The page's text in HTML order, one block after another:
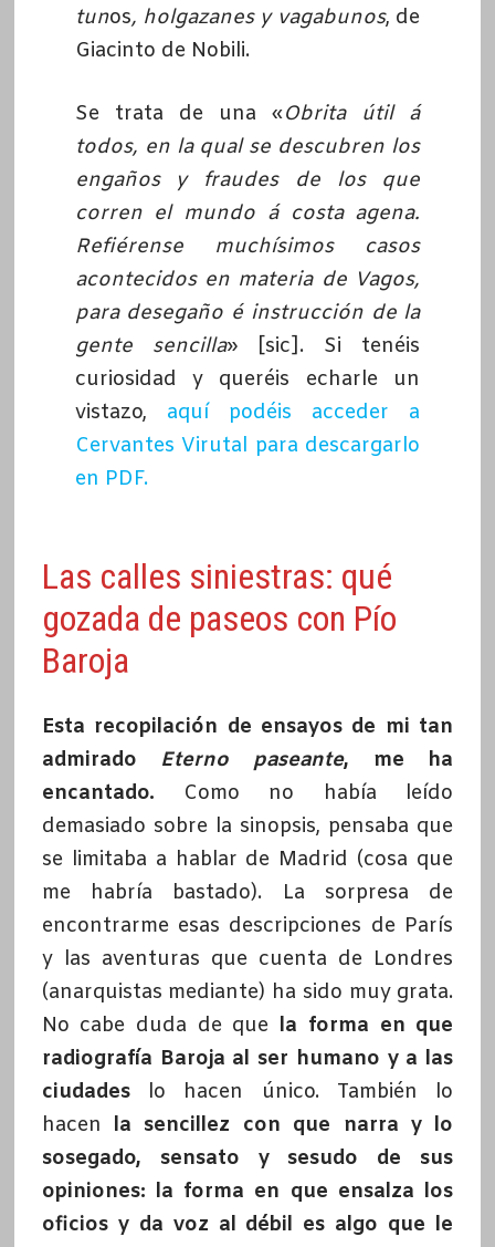
tunos, holgazanes y vagabunos, de
Giacinto de Nobili.
Se trata de una «Obrita útil á
todos, en la qual se descubren los
engaños y fraudes de los que
corren el mundo á costa agena.
Refiérense muchísimos casos
acontecidos en materia de Vagos,
para desegaño é instrucción de la
gente sencilla» [sic]. Si tenéis
curiosidad y queréis echarle un
vistazo, aquí podéis acceder a
Cervantes Virutal para descargarlo
en PDF.
Las calles siniestras: qué
gozada de paseos con Pío
Baroja
Esta recopilación de ensayos de mi tan
admirado Eterno paseante, me ha
encantado. Como no había leído
demasiado sobre la sinopsis, pensaba que
se limitaba a hablar de Madrid (cosa que
me habría bastado). La sorpresa de
encontrarme esas descripciones de París
y las aventuras que cuenta de Londres
(anarquistas mediante) ha sido muy grata.
No cabe duda de que la forma en que
radiografía Baroja al ser humano y a las
ciudades lo hacen único. También lo
hacen la sencillez con que narra y lo
sosegado, sensato y sesudo de sus
opiniones: la forma en que ensalza los
oficios y da voz al débil es algo que le